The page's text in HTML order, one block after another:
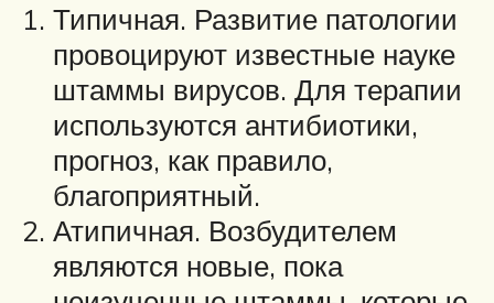
Типичная. Развитие патологии
провоцируют известные науке
штаммы вирусов. Для терапии
используются антибиотики,
прогноз, как правило,
благоприятный.
Атипичная. Возбудителем
являются новые, пока